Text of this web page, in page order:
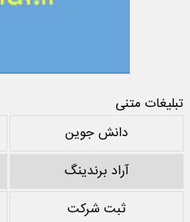
تبلیغات متنی
دانش جوین
آراد برندینگ
ثبت شرکت